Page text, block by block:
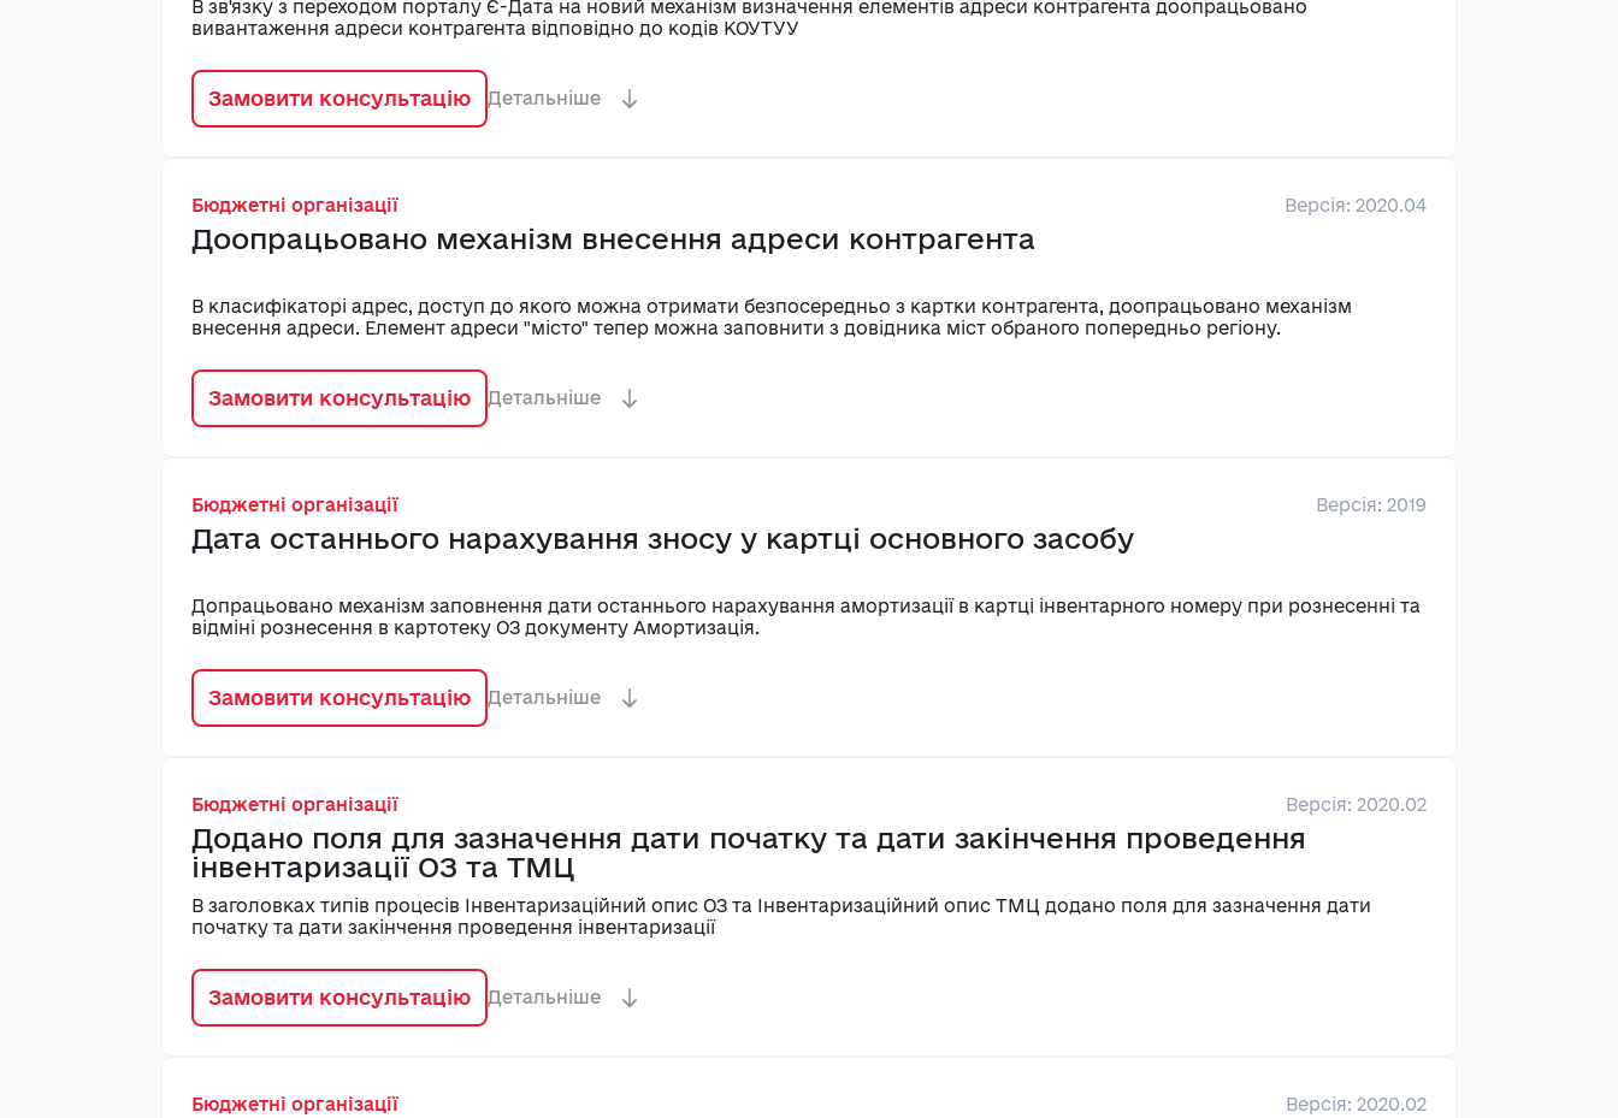
В зв'язку з переходом порталу Є-Дата на новий механізм визначення елементів адреси контрагента доопрацьовано
вивантаження адреси контрагента відповідно до кодів КОУТУУ
Замовити консультацію Детальніше
Бюджетні організації Версія: 2020.04
Доопрацьовано механізм внесення адреси контрагента
В класифікаторі адрес, доступ до якого можна отримати безпосередньо з картки контрагента, доопрацьовано механізм
внесення адреси. Елемент адреси "місто" тепер можна заповнити з довідника міст обраного попередньо регіону.
Замовити консультацію Детальніше
Бюджетні організації Версія: 2019
Дата останнього нарахування зносу у картці основного засобу
Допрацьовано механізм заповнення дати останнього нарахування амортизації в картці інвентарного номеру при рознесенні та
відміні рознесення в картотеку ОЗ документу Амортизація.
Замовити консультацію Детальніше
Бюджетні організації Версія: 2020.02
Додано поля для зазначення дати початку та дати закінчення проведення
інвентаризації ОЗ та ТМЦ
В заголовках типів процесів Інвентаризаційний опис ОЗ та Інвентаризаційний опис ТМЦ додано поля для зазначення дати
початку та дати закінчення проведення інвентаризації
Замовити консультацію Детальніше
Бюджетні організації Версія: 2020.02